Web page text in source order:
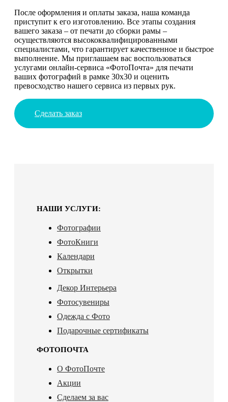
После оформления и оплаты заказа, наша команда
приступит к его изготовлению. Все этапы создания
вашего заказа – от печати до сборки рамы –
осуществляются высококвалифицированными
специалистами, что гарантирует качественное и быстрое
выполнение. Мы приглашаем вас воспользоваться
услугами онлайн-сервиса «ФотоПочта» для печати
ваших фотографий в рамке 30х30 и оценить
превосходство нашего сервиса из первых рук.
Сделать заказ
НАШИ УСЛУГИ:
Фотографии
ФотоКниги
Календари
Открытки
Декор Интерьера
Фотосувениры
Одежда с Фото
Подарочные сертификаты
ФОТОПОЧТА
О ФотоПочте
Акции
Сделаем за вас